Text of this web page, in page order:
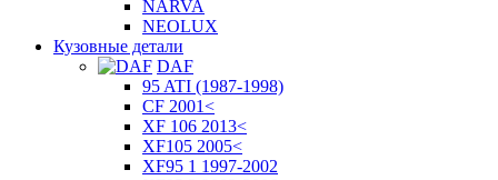
NARVA
NEOLUX
Кузовные детали
DAF
95 ATI (1987-1998)
CF 2001<
XF 106 2013<
XF105 2005<
XF95 1 1997-2002